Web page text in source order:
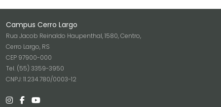
Campus Cerro Largo
Rua Jacob Reinaldo Haupenthal, 1580, Centro,
Cerro Largo, RS
CEP 97900-000
Tel. (55) 3359-3950
CNPJ: 11.234.780/0003-12